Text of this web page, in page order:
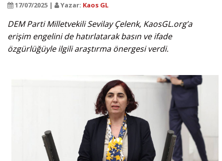
17/07/2025 | Yazar: Kaos GL
DEM Parti Milletvekili Sevilay Çelenk, KaosGL.org’a
erişim engelini de hatırlatarak basın ve ifade
özgürlüğüyle ilgili araştırma önergesi verdi.